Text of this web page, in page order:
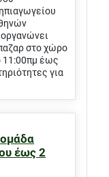
στο χώρο
11:00πμ έως
για
έως 2